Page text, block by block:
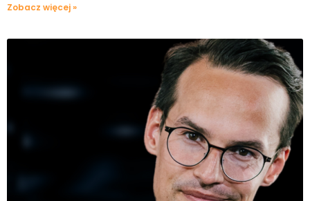
Zobacz więcej »